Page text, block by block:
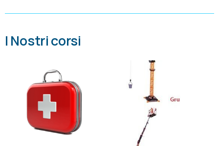
I Nostri corsi